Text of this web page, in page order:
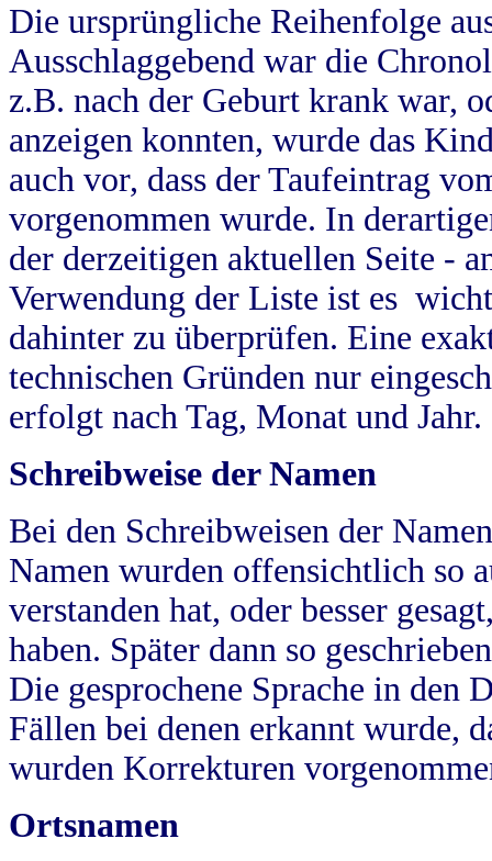
Die ursprüngliche Reihenfolge
Ausschlaggebend war die
z.B. nach der Geburt krank war,
anzeigen konnten, wurde das
auch vor, dass der Taufeintrag
vorgenommen wurde. In
der derzeitigen aktuellen Seite -
Verwendung der Liste ist es
dahinter zu überprüfen. Eine
technischen Gründen nur
erfolgt nach Tag, Monat und Jahr.
Schreibweise der Namen
Bei den Schreibweisen der
Namen wurden offensichtlich so
verstanden hat, oder besser
haben. Später dann so
Die gesprochene Sprache in
Fällen bei denen erkannt wurde,
wurden Korrekturen
Ortsnamen